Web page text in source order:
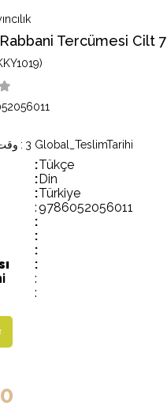
Tercümesi Cilt 7
: 3 Global_TeslimTarihi
:Tükçe
: Din
:Türkiye
:9786052056011
:
:
:
:
:
: